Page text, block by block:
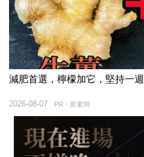
減肥首選，檸檬加它，堅持一
PR・新素簡
2026-08-07